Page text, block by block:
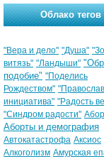
Облако тегов
"Вера и дело" "Душа"
витязь" "Ландыши"
подобие" "Поделись
Рождеством"
инициатива" "Радость
"Синдром радости"
Аборты и демография
Автокатастрофа Аксиос
Алкоголизм Амурская